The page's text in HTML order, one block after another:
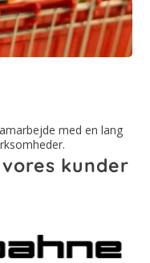
med en lang
kunder